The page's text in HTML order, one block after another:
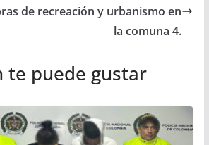
de recreación y urbanismo en
la comuna 4.
te puede gustar